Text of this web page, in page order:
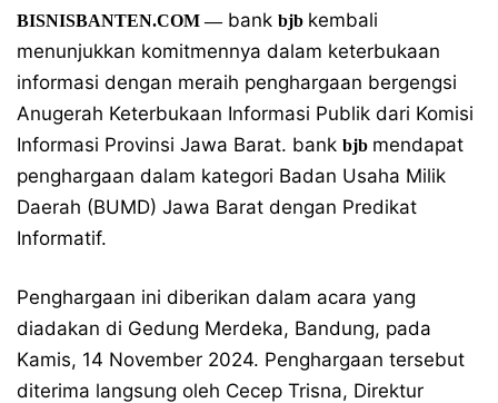
BISNISBANTEN.COM—bank bjb kembali
menunjukkan komitmennya dalam keterbukaan
informasi dengan meraih penghargaan bergengsi
Anugerah Keterbukaan Informasi Publik dari Komisi
Informasi Provinsi Jawa Barat. bank bjb mendapat
penghargaan dalam kategori Badan Usaha Milik
Daerah (BUMD) Jawa Barat dengan Predikat
Informatif.
Penghargaan ini diberikan dalam acara yang
diadakan di Gedung Merdeka, Bandung, pada
Kamis, 14 November 2024. Penghargaan tersebut
diterima langsung oleh Cecep Trisna, Direktur